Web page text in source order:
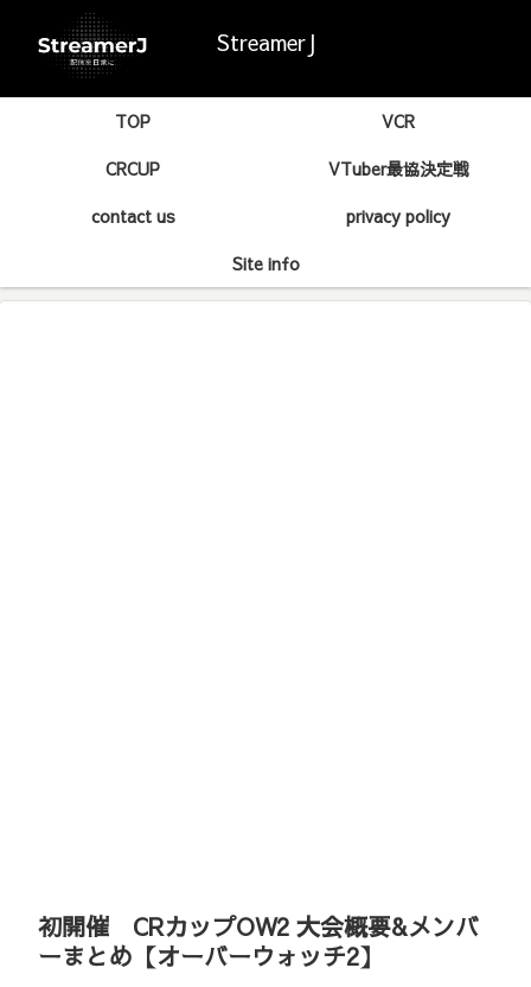
StreamerJ
TOP
VCR
CRCUP
VTuber最協決定戦
contact us
privacy policy
Site info
初開催 CRカップOW2 大会概要&メンバ
ーまとめ【オーバーウォッチ2】